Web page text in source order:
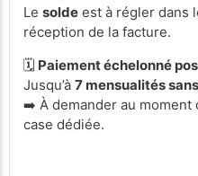
Le solde est à régler dans
réception de la facture.
🗓️ Paiement échelonné
Jusqu’à 7 mensualités
➡️ À demander au moment
case dédiée.